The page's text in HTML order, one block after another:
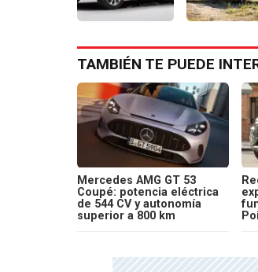
TAMBIÉN TE PUEDE
Mercedes AMG GT 53
Coupé: potencia eléctrica
de 544 CV y autonomía
superior a 800 km